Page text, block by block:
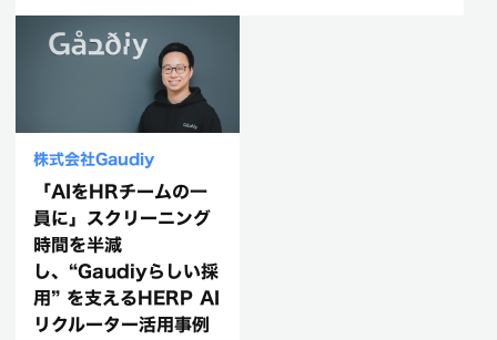
株式会社Gaudiy
「AIをHRチームの一
員に」スクリーニング
時間を半減
し、“Gaudiyらしい採
用” を支えるHERP AI
リクルーター活用事例